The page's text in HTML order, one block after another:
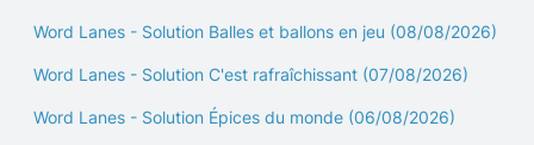
Word Lanes - Solution Balles et ballons en jeu (08/08/2026)
Word Lanes - Solution C'est rafraîchissant (07/08/2026)
Word Lanes - Solution Épices du monde (06/08/2026)